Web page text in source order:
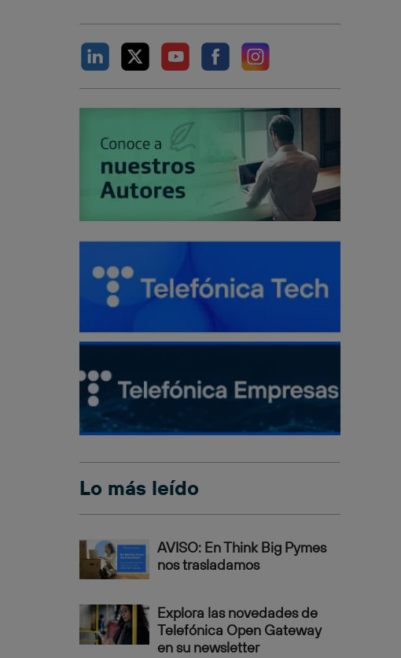
Lo más leído
AVISO: En Think Big Pymes
nos trasladamos
Explora las novedades de
Telefónica Open Gateway
en su newsletter